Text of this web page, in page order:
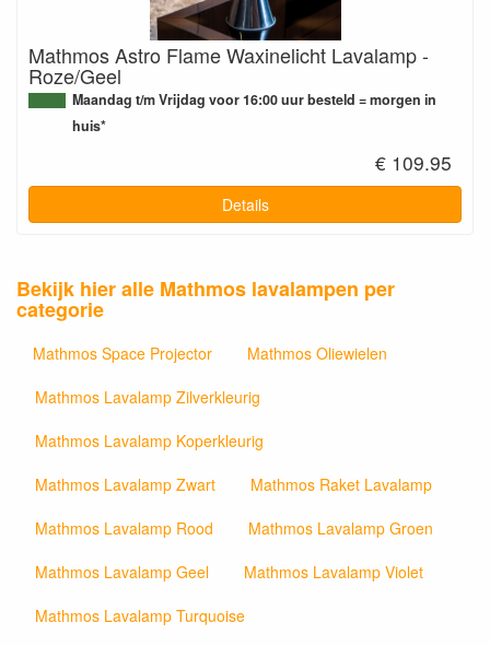
Mathmos Astro Flame Waxinelicht Lavalamp -
Roze/Geel
Maandag t/m Vrijdag voor 16:00 uur besteld = morgen in
huis*
€ 109.95
Details
Bekijk hier alle Mathmos lavalampen per
categorie
Mathmos Space Projector
Mathmos Oliewielen
Mathmos Lavalamp Zilverkleurig
Mathmos Lavalamp Koperkleurig
Mathmos Lavalamp Zwart
Mathmos Raket Lavalamp
Mathmos Lavalamp Rood
Mathmos Lavalamp Groen
Mathmos Lavalamp Geel
Mathmos Lavalamp Violet
Mathmos Lavalamp Turquoise